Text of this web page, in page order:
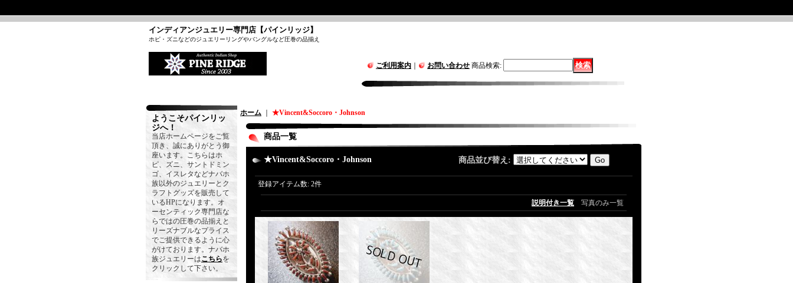
インディアンジュエリー専門店【パインリッジ】
ホピ・ズニなどのジュエリーリングやバングルなど圧巻の品揃え
ご利用案内 お問い合わせ 商品検索:
ようこそパインリッ
ジへ！
当店ホームページをご覧
頂き、誠にありがとう御
座います。こちらはホ
ピ、ズニ、サントドミン
ゴ、イスレタなどナバホ
族以外のジュエリーとク
ラフトグッズを販売して
いるHPになります。オ
ーセンティック専門店な
らではの圧巻の品揃えと
リーズナブルなプライス
でご提供できるように心
がけております。ナバホ
族ジュエリーはこちらを
クリックして下さい。
ホーム ★Vincent&Soccoro・Johnson
商品一覧
★Vincent&Soccoro・Johnson 商品並び替え :
登録アイテム数: 2件
説明付き一覧 写真のみ一覧